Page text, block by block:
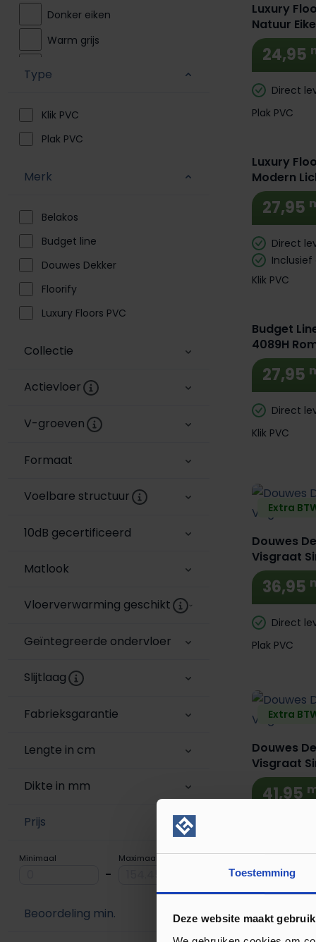
Toestemming
Deze website maakt
Donker eiken
Warm grijs
Type
Klik PVC
Plak PVC
Merk
Belakos
Budget line
Douwes Dekker
Floorify
Luxury Floors PVC
Collectie
Actievloer
V-groeven
Formaat
Voelbare structuur
10dB gecertificeerd
Matlook
Vloerverwarming geschikt
Geïntegreerde ondervloer
Slijtlaag
Fabrieksgarantie
Lengte in cm
Dikte in mm
Prijs
Minimaal
-
Maximaal
Beoordeling min.
Luxury
Natuur
24,95
Direct
Plak PVC
Luxury
Modern
27,95
Direct
Inclusief
Klik PVC
Budget
4089H
27,95
Direct
Klik PVC
Extra
Douwes
Visgraat
36,95
Direct
Plak PVC
Extra
Douwes
Visgraat
41,95
Klik PVC
Extra
Belakos